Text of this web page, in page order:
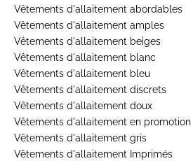
Vêtements d'allaitement abordables
Vêtements d'allaitement amples
Vêtements d'allaitement beiges
Vêtements d'allaitement blanc
Vêtements d'allaitement bleu
Vêtements d'allaitement discrets
Vêtements d'allaitement doux
Vêtements d'allaitement en promotion
Vêtements d'allaitement gris
Vêtements d'allaitement Imprimés